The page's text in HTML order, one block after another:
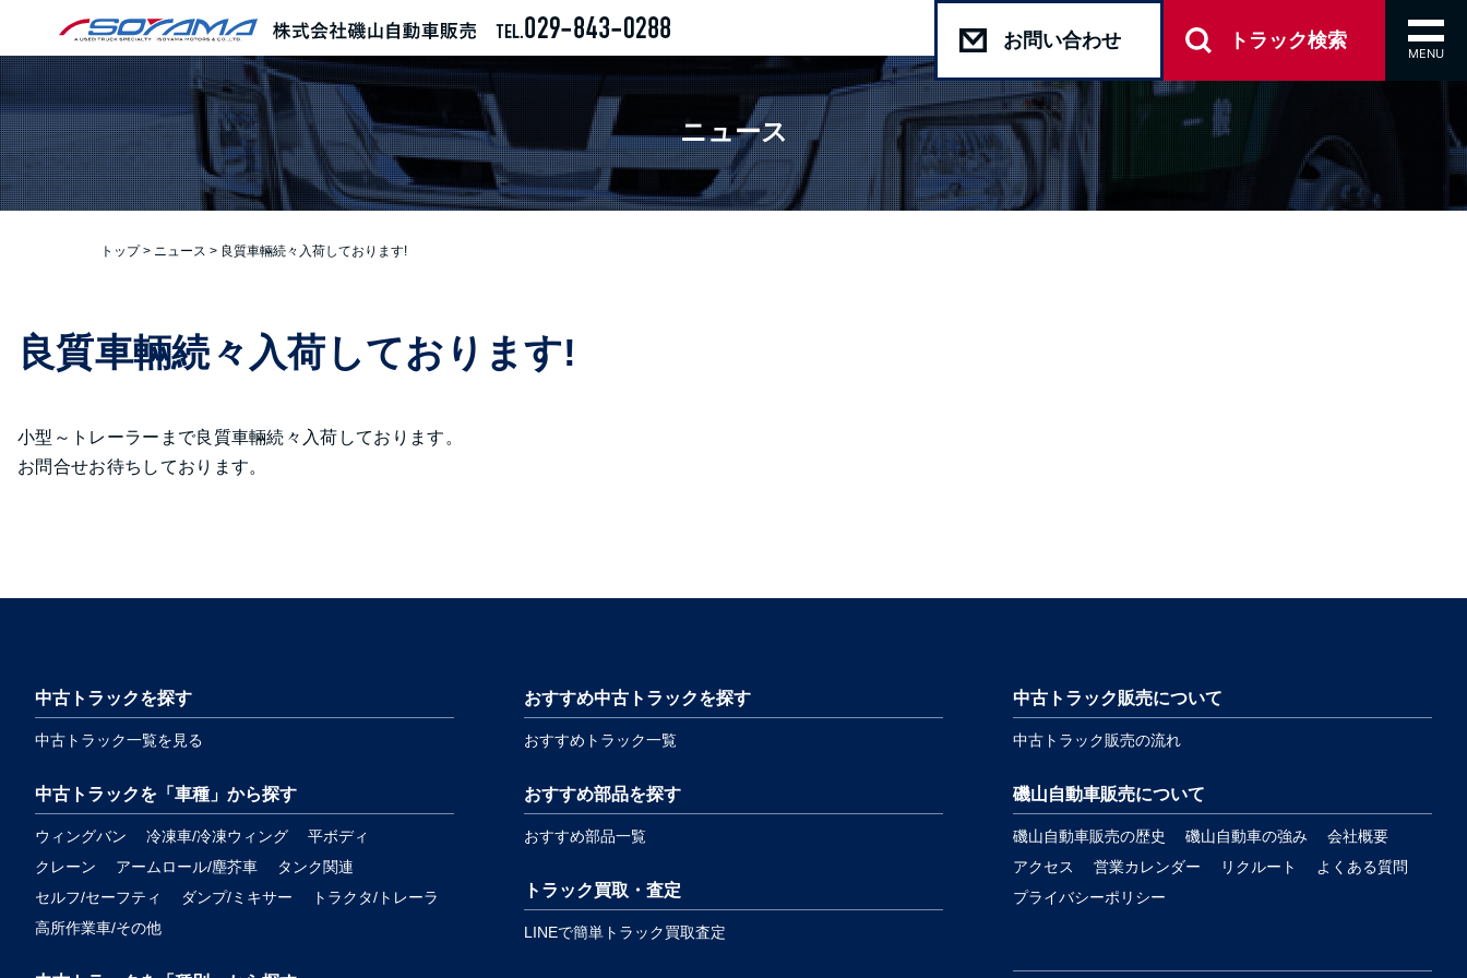
MENU
お問い合わせ トラック検索
ニュース
トップ> ニュース > 良質車輛続々入荷しております!
良質車輛続々入荷しております!
小型～トレーラーまで良質車輛続々入荷しております。
お問合せお待ちしております。
中古トラックを探す
中古トラック一覧を見る
中古トラックを「車種」から探す
ウィングバン 冷凍車/冷凍ウィング
平ボディ
クレーン
アームロール/塵芥車
タンク関連
セルフ/セーフティ
ダンプ/ミキサー
トラクタ/トレーラ
高所作業車/その他
おすすめ中古トラックを探す
おすすめトラック一覧
おすすめ部品を探す
おすすめ部品一覧
トラック買取・査定
LINEで簡単トラック買取査定
中古トラック販売について
中古トラック販売の流れ
磯山自動車販売について
磯山自動車販売の歴史 磯山自動車の強み
会社概要
アクセス
営業カレンダー リクルート
よくある質問
プライバシーポリシー